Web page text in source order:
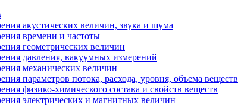
акустических величин, звука и шума
времени и частоты
геометрических величин
давления, вакуумных измерений
механических величин
параметров потока, расхода, уровня, объема веществ
физико-химического состава и свойств веществ
электрических и магнитных величин